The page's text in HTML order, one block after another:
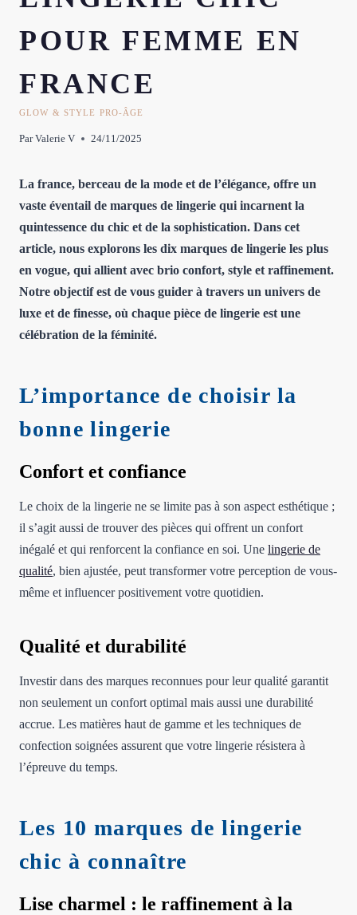
POUR FEMME EN
FRANCE
GLOW & STYLE PRO-ÂGE
Par Valerie V 24/11/2025
La france, berceau de la mode et de l’élégance, offre un
vaste éventail de marques de lingerie qui incarnent la
quintessence du chic et de la sophistication. Dans cet
article, nous explorons les dix marques de lingerie les plus
en vogue, qui allient avec brio confort, style et raffinement.
Notre objectif est de vous guider à travers un univers de
luxe et de finesse, où chaque pièce de lingerie est une
célébration de la féminité.
L’importance de choisir la
bonne lingerie
Confort et confiance
Le choix de la lingerie ne se limite pas à son aspect esthétique ;
il s’agit aussi de trouver des pièces qui offrent un confort
inégalé et qui renforcent la confiance en soi. Une lingerie de
qualité, bien ajustée, peut transformer votre perception de vous-
même et influencer positivement votre quotidien.
Qualité et durabilité
Investir dans des marques reconnues pour leur qualité garantit
non seulement un confort optimal mais aussi une durabilité
accrue. Les matières haut de gamme et les techniques de
confection soignées assurent que votre lingerie résistera à
l’épreuve du temps.
Les 10 marques de lingerie
chic à connaître
Lise charmel : le raffinement à la